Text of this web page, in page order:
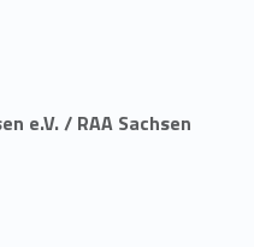
e.V. / RAA Sachsen